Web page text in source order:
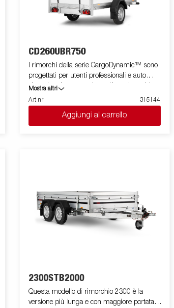
CD260UBR750
I rimorchi della serie CargoDynamic™ sono
progettati per utenti professionali e auto
elettriche che necessitano di un rimorchio
leggero in grado di coprire e proteggere le
proprie merci. Il rimorchio offre un'elevata
capacità di carico. Il design del rimorchio offre
la possibilità di una profilatura completa su
rampa, CargoDynamic™ è un rimorchio
altamente flessibile. Le immagini hanno
scopo puramente illustrativo e possono
Mostra altri
Art nr
315144
Aggiungi al carrello
2300STB2000
Questa modello di rimorchio 2300 è la
versione più lunga e con maggiore portata